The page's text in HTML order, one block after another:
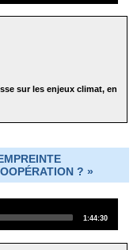
sur les enjeux climat, en
? »
Total
1:44:30